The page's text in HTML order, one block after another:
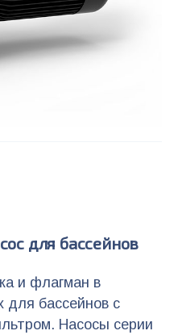
для бассейнов
и флагман в
для бассейнов с
Насосы серии